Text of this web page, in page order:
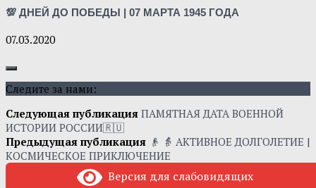
💯 ДНЕЙ ДО ПОБЕДЫ | 07 МАРТА 1945 ГОДА
07.03.2020
Следите за нами:
Следующая публикация ПАМЯТНАЯ ДАТА ВОЕННОЙ
ИСТОРИИ РОССИИ🇷🇺
Предыдущая публикация 👴 👵 АКТИВНОЕ ДОЛГОЛЕТИЕ |
КОСМИЧЕСКОЕ ПРИКЛЮЧЕНИЕ
Версия для слабовидящих